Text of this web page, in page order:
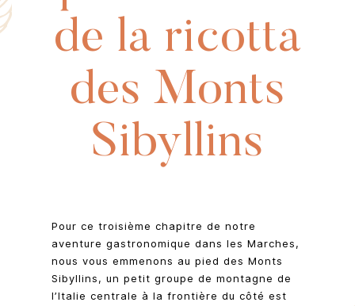
de la ricotta
des Monts
Sibyllins
Pour ce troisième chapitre de notre
aventure gastronomique dans les Marches,
nous vous emmenons au pied des Monts
Sibyllins, un petit groupe de montagne de
l’Italie centrale à la frontière du côté est